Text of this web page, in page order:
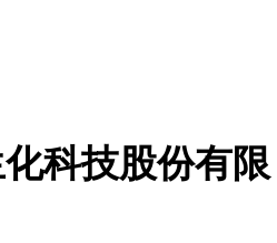
科技股份有限